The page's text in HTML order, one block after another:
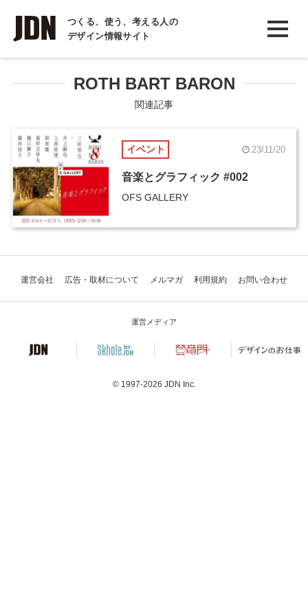
つくる、使う、考える人の
デザイン情報サイト
INTERVIEW
インタビュー
REPORT
COLUMN
コラム
ROTH BART BARON
関連記事
イベント 23/11/20
音楽とグラフィック #002
OFS GALLERY
運営会社 広告・取材について メルマガ 利用規約 お問い合わせ
運営メディア
© 1997-2026 JDN Inc.